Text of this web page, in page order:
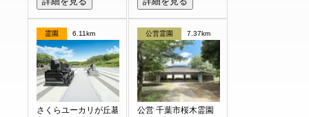
霊園 6.11km
さくらユーカリが丘墓苑
公営霊園 7.37km
公営 千葉市桜木霊園